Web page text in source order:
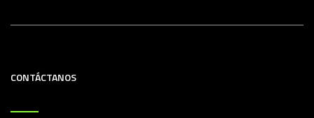
CONTÁCTANOS